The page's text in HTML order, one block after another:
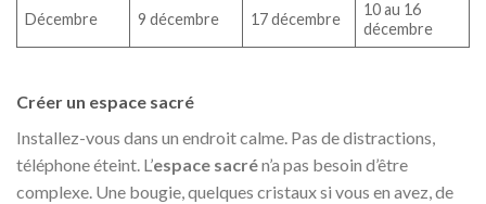
Décembre 9 décembre 17 décembre
10 au 16
décembre
Créer un espace sacré
Installez-vous dans un endroit calme. Pas de distractions,
téléphone éteint. L’espace sacrén’a pas besoin d’être
complexe. Une bougie, quelques cristaux si vous en avez, de